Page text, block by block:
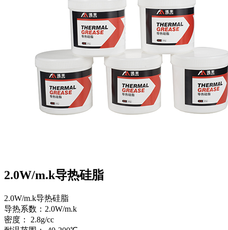
2.0W/m.k导热硅脂
2.0W/m.k导热硅脂
导热系数：2.0W/m.k
密度： 2.8g/cc